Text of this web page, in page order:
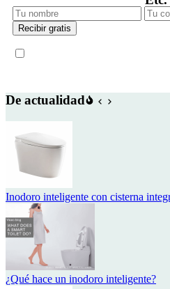
Recibir gratis
De actualidad
Inodoro inteligente con cisterna
¿Qué hace un inodoro inteligente?